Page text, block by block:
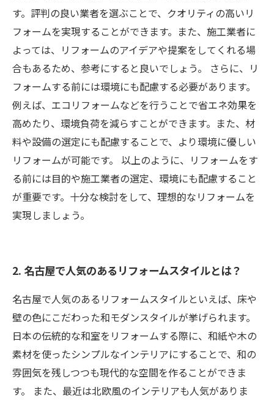
す。評判の良い業者を選ぶことで、クオリティの高いリ
フォームを実現することができます。また、施工業者に
よっては、リフォームのアイデアや提案をしてくれる場
合もあるため、参考にすると良いでしょう。 さらに、リ
フォームする前には環境にも配慮する必要があります。
例えば、エコリフォームなどを行うことで省エネ効果を
高めたり、環境負荷を減らすことができます。また、材
料や設備の選定にも配慮することで、より環境に優しい
リフォームが可能です。 以上のように、リフォームをす
る前には目的や施工業者の選定、環境にも配慮すること
が重要です。十分な検討をして、理想的なリフォームを
実現しましょう。
2. 名古屋で人気のあるリフォームスタイルとは？
名古屋で人気のあるリフォームスタイルといえば、床や
壁の色にこだわった和モダンスタイルが挙げられます。
日本の伝統的な和室をリフォームする際に、和紙や木の
素材を使ったシンプルなインテリアにすることで、和の
雰囲気を残しつつも現代的な空間を作ることができま
す。 また、最近は北欧風のインテリアも人気がありま